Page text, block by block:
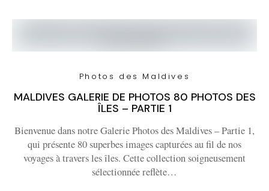
Photos des Maldives
MALDIVES GALERIE DE PHOTOS 80 PHOTOS DES
ÎLES – PARTIE 1
Bienvenue dans notre Galerie Photos des Maldives – Partie 1,
qui présente 80 superbes images capturées au fil de nos
voyages à travers les îles. Cette collection soigneusement
sélectionnée reflète…